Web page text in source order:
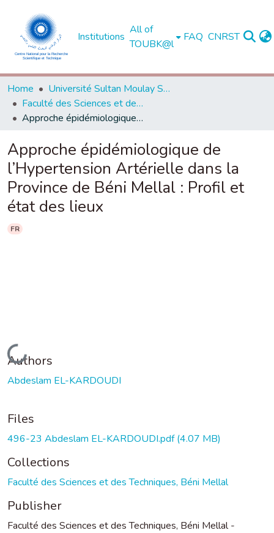
Institutions
All of
TOUBK@l
FAQ CNRST
Home
Université Sultan Moulay Slimane - Béni Mellal
Faculté des Sciences et des Techniques, Béni Mellal
Approche épidémiologique de l’Hypertension Artérielle dans la Province de Béni Mellal : Profil et état des lieux
Approche épidémiologique de
l’Hypertension Artérielle dans la
Province de Béni Mellal : Profil et
état des lieux
FR
Loading...
Authors
Abdeslam EL-KARDOUDI
Files
496-23 Abdeslam EL-KARDOUDI.pdf(4.07 MB)
Collections
Faculté des Sciences et des Techniques, Béni Mellal
Publisher
Faculté des Sciences et des Techniques, Béni Mellal -